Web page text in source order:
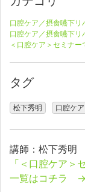
口腔ケア／摂食嚥下リ
口腔ケア／摂食嚥下リ
＜口腔ケア＞セミナ
タグ
松下秀明 口腔ケア
講師：松下秀明
「＜口腔ケア＞
一覧はコチラ